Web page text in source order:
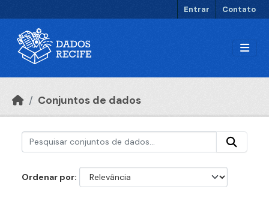
Entrar Contato
Conjuntos de dados
Ordenar por